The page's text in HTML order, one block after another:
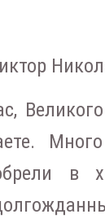
Много
в